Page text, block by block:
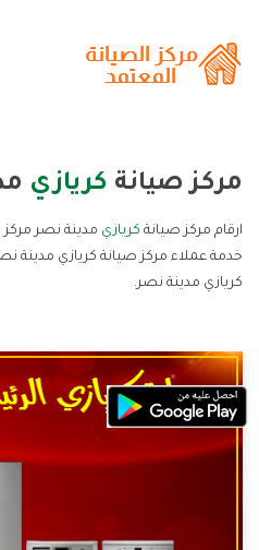
مركز صيانة كريازي
ارقام مركز صيانة كريازي مدينة نصر
خدمة عملاء مركز صيانة كريازي مدينة
كريازي مدينة نصر.